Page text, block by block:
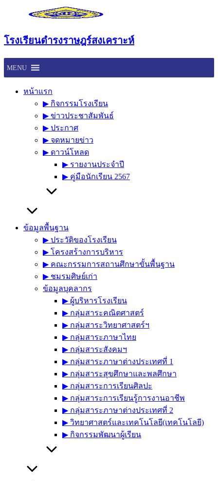
โรงเรียนดำรงราษฎร์สงเคราะห์
MENU
หน้าแรก
▶︎ กิจกรรมโรงเรียน
▶︎ ข่าวประชาสัมพันธ์
▶︎ ประกาศ
▶︎ จดหมายข่าว
▶︎ ดาวน์โหลด
▶︎ รายงานประจำปี
▶︎ คู่มือนักเรียน 2567
ข้อมูลพื้นฐาน
▶︎ ประวัติของโรงเรียน
▶︎ โครงสร้างการบริหาร
▶︎ คณะกรรมการสถานศึกษาขั้นพื้นฐาน
▶︎ ชมรมศิษย์เก่า
ข้อมูลบุคลากร
▶︎ ผู้บริหารโรงเรียน
▶︎ กลุ่มสาระคณิตศาสตร์
▶︎ กลุ่มสาระวิทยาศาสตร์ฯ
▶︎ กลุ่มสาระภาษาไทย
▶︎ กลุ่มสาระสังคมฯ
▶︎ กลุ่มสาระภาษาต่างประเทศที่ 1
▶︎ กลุ่มสาระสุขศึกษาและพลศึกษา
▶︎ กลุ่มสาระการเรียนศิลปะ
▶︎ กลุ่มสาระการเรียนรู้การงานอาชีพ
▶︎ กลุ่มสาระภาษาต่างประเทศที่ 2
▶︎ วิทยาศาสตร์และเทคโนโลยี(เทคโนโลยี)
▶︎ กิจกรรมพัฒนาผู้เรียน